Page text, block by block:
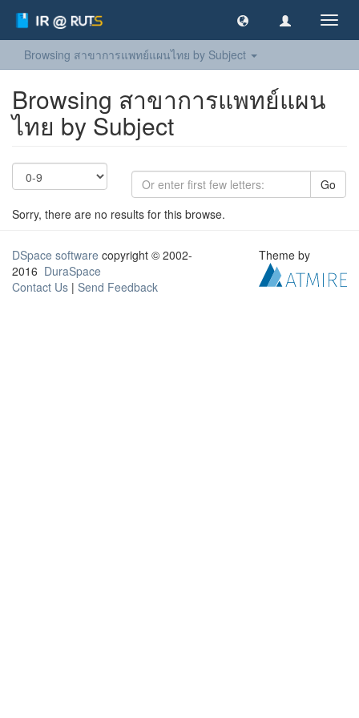
Browsing สาขาการแพทย์แผนไทย by Subject
Browsing สาขาการแพทย์แผน
ไทย by Subject
Go
Sorry, there are no results for this browse.
DSpace software copyright © 2002-
2016 DuraSpace
Contact Us | Send Feedback
Theme by